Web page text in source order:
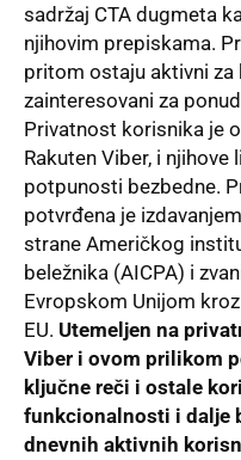
sadržaj CTA dugmeta
njihovim prepiskama.
pritom ostaju aktivni
zainteresovani za
Privatnost korisnika je
Rakuten Viber, i
potpunosti bezbedne.
potvrđena je
strane Američkog
beležnika (AICPA) i
Evropskom Unijom
EU. Utemeljen na
Viber i ovom prilikom
ključne reči i ostale
funkcionalnosti i dalje
dnevnih aktivnih